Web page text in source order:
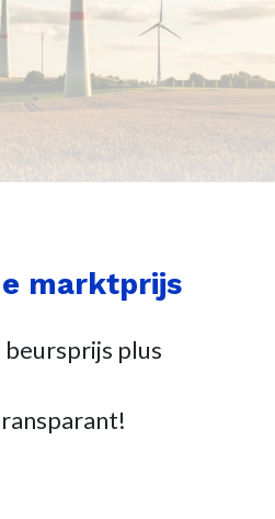
marktprijs
plus